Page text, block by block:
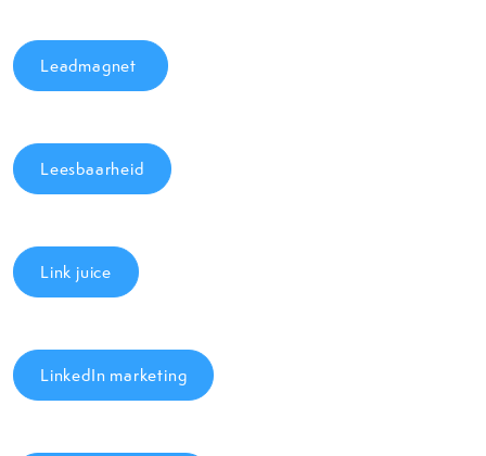
Leadmagnet
Leesbaarheid
Link juice
LinkedIn marketing